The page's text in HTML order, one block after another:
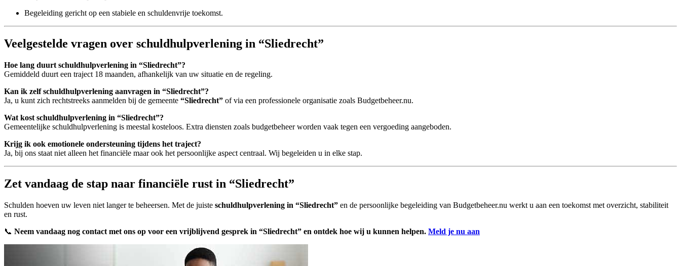
Begeleiding gericht op een stabiele en schuldenvrije toekomst.
Veelgestelde vragen over schuldhulpverlening in “Sliedrecht”
Hoe lang duurt schuldhulpverlening in “Sliedrecht”?
Gemiddeld duurt een traject 18 maanden, afhankelijk van uw situatie en de regeling.
Kan ik zelf schuldhulpverlening aanvragen in “Sliedrecht”?
Ja, u kunt zich rechtstreeks aanmelden bij de gemeente “Sliedrecht” of via een professionele organisatie zoals Budgetbeheer.nu.
Wat kost schuldhulpverlening in “Sliedrecht”?
Gemeentelijke schuldhulpverlening is meestal kosteloos. Extra diensten zoals budgetbeheer worden vaak tegen een vergoeding aangeboden.
Krijg ik ook emotionele ondersteuning tijdens het traject?
Ja, bij ons staat niet alleen het financiële maar ook het persoonlijke aspect centraal. Wij begeleiden u in elke stap.
Zet vandaag de stap naar financiële rust in “Sliedrecht”
Schulden hoeven uw leven niet langer te beheersen. Met de juiste schuldhulpverlening in “Sliedrecht” en de persoonlijke begeleiding van Budgetbeheer.nu werkt u aan een toekomst met overzicht, stabiliteit
en rust.
📞 Neem vandaag nog contact met ons op voor een vrijblijvend gesprek in “Sliedrecht” en ontdek hoe wij u kunnen helpen. Meld je nu aan